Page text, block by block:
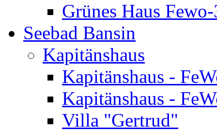
Grünes Haus
Seebad Bansin
Kapitänshaus
Kapitänshaus -
Kapitänshaus -
Villa "Gertrud"